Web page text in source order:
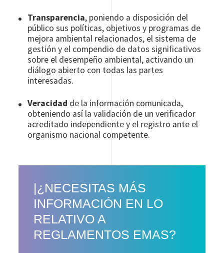
Transparencia, poniendo a disposición del
público sus políticas, objetivos y programas de
mejora ambiental relacionados, el sistema de
gestión y el compendio de datos significativos
sobre el desempeño ambiental, activando un
diálogo abierto con todas las partes
interesadas.
Veracidad de la información comunicada,
obteniendo así la validación de un verificador
acreditado independiente y el registro ante el
organismo nacional competente.
|¿NECESITAS MÁS
INFORMACIÓN EN LO
RELATIVO A
REGLAMENTOS EMAS?